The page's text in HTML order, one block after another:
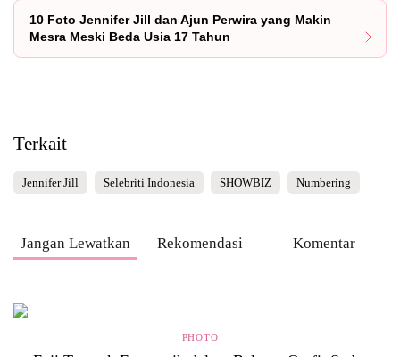
10 Foto Jennifer Jill dan Ajun Perwira yang Makin
Mesra Meski Beda Usia 17 Tahun
Terkait
Jennifer Jill Selebriti Indonesia SHOWBIZ Numbering
Jangan Lewatkan Rekomendasi Komentar
PHOTO